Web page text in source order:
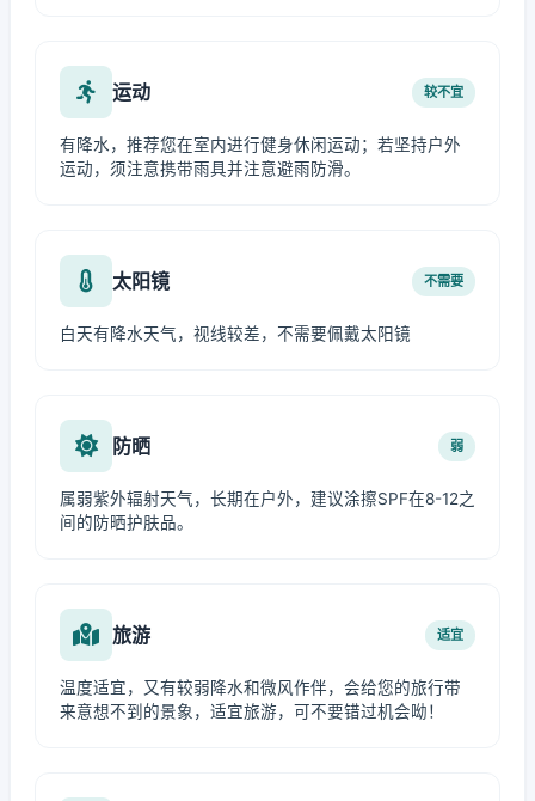
运动 较不宜
有降水，推荐您在室内进行健身休闲运动；若坚持户外
运动，须注意携带雨具并注意避雨防滑。
太阳镜 不需要
白天有降水天气，视线较差，不需要佩戴太阳镜
防晒 弱
属弱紫外辐射天气，长期在户外，建议涂擦SPF在8-12之
间的防晒护肤品。
旅游 适宜
温度适宜，又有较弱降水和微风作伴，会给您的旅行带
来意想不到的景象，适宜旅游，可不要错过机会呦！